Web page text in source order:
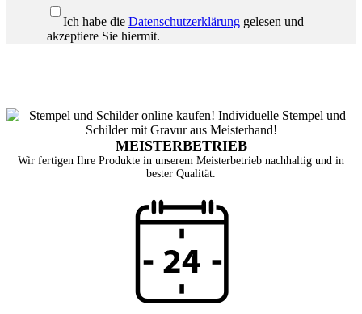
Ich habe die Datenschutzerklärung gelesen und
akzeptiere Sie hiermit.
MEISTERBETRIEB
Wir fertigen Ihre Produkte in unserem Meisterbetrieb nachhaltig und in
bester Qualität.